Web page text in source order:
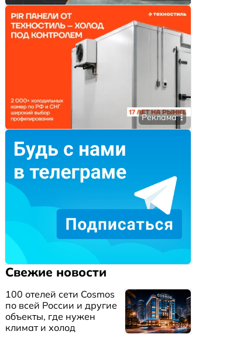
Реклама
Свежие новости
100 отелей сети Cosmos
по всей России и другие
объекты, где нужен
климат и холод